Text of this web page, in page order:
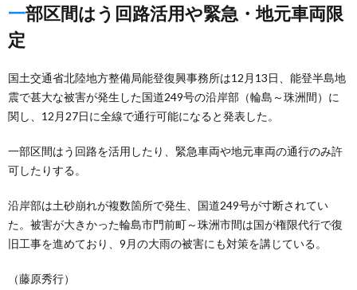
一部区間はう回路活用や緊急・地元車両限
定
国土交通省北陸地方整備局能登復興事務所は12月13日、能登半島地
震で甚大な被害が発生した国道249号の沿岸部（輪島～珠洲間）に
関し、12月27日に全線で通行可能になると発表した。
一部区間はう回路を活用したり、緊急車両や地元車両の通行のみ許
可したりする。
沿岸部は土砂崩れが複数箇所で発生、国道249号が寸断されてい
た。被害が大きかった輪島市門前町～珠洲市間は国が権限代行で復
旧工事を進めており、9月の大雨の被害にも対策を講じている。
（藤原秀行）